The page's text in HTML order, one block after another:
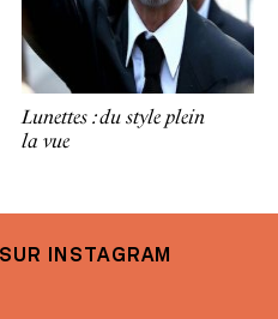
Lunettes : du style plein
la vue
INSTAGRAM